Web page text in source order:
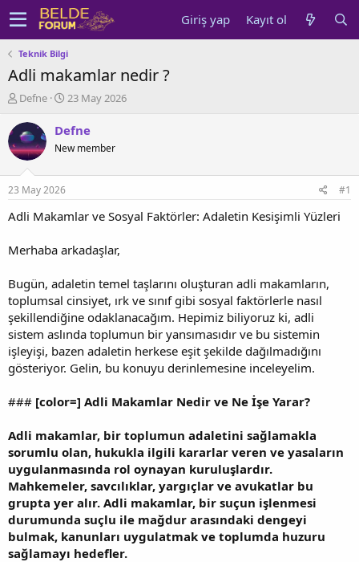
Giriş yap Kayıt ol
Teknik Bilgi
Adli makamlar nedir ?
K
n
u
y
b
a
ş
t
n
Defne
B
ş
a
ç
r
h
i
23 May 2026
Defne
New member
23 May 2026 #1
Adli Makamlar ve Sosyal Faktörler: Adaletin Kesişimli Yüzleri
Merhaba arkadaşlar,
Bugün, adaletin temel taşlarını oluşturan adli makamların,
toplumsal cinsiyet, ırk ve sınıf gibi sosyal faktörlerle nasıl
şekillendiğine odaklanacağım. Hepimiz biliyoruz ki, adli
sistem aslında toplumun bir yansımasıdır ve bu sistemin
işleyişi, bazen adaletin herkese eşit şekilde dağılmadığını
gösteriyor. Gelin, bu konuyu derinlemesine inceleyelim.
### [color=] Adli Makamlar Nedir ve Ne İşe Yarar?
Adli makamlar, bir toplumun adaletini sağlamakla
sorumlu olan, hukukla ilgili kararlar veren ve yasaların
uygulanmasında rol oynayan kuruluşlardır.
Mahkemeler, savcılıklar, yargıçlar ve avukatlar bu
grupta yer alır. Adli makamlar, bir suçun işlenmesi
durumunda suçlu ile mağdur arasındaki dengeyi
bulmak, kanunları uygulatmak ve toplumda huzuru
sağlamayı hedefler.